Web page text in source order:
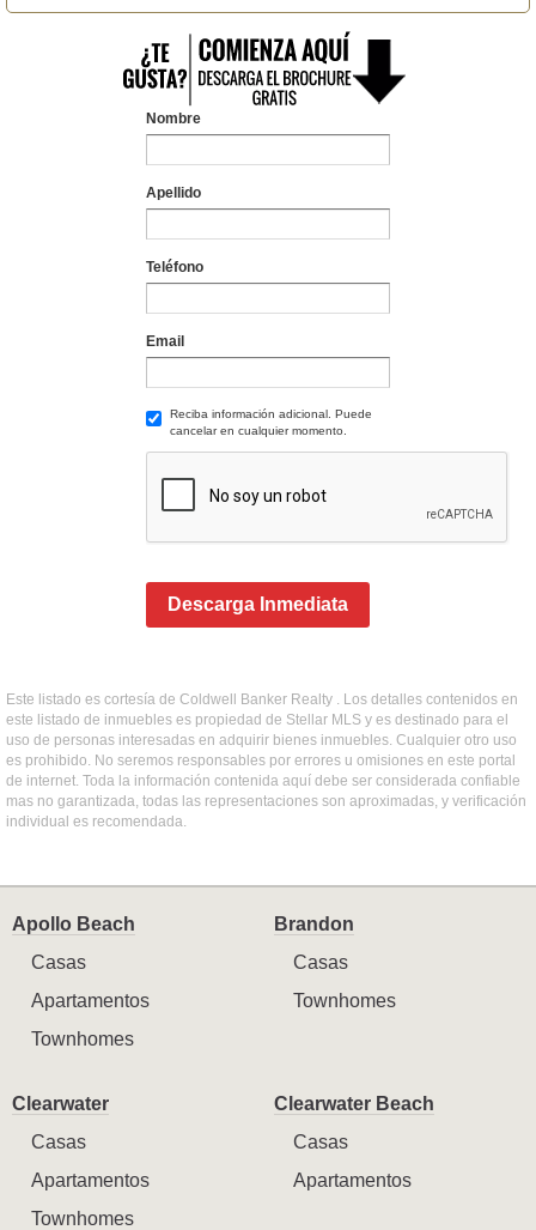
Nombre
Apellido
Teléfono
Email
Reciba información adicional. Puede
cancelar en cualquier momento.
Descarga Inmediata
Este listado es cortesía de Coldwell Banker Realty . Los detalles contenidos en
este listado de inmuebles es propiedad de Stellar MLS y es destinado para el
uso de personas interesadas en adquirir bienes inmuebles. Cualquier otro uso
es prohibido. No seremos responsables por errores u omisiones en este portal
de internet. Toda la información contenida aquí debe ser considerada confiable
mas no garantizada, todas las representaciones son aproximadas, y verificación
individual es recomendada.
Apollo Beach
Casas
Apartamentos
Townhomes
Brandon
Casas
Townhomes
Clearwater
Casas
Apartamentos
Townhomes
Clearwater Beach
Casas
Apartamentos